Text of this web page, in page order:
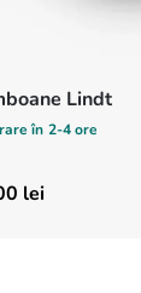
Lindt
în 2-4 ore
lei